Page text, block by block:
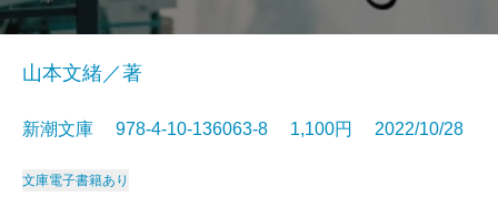
山本文緒／著
新潮文庫 978-4-10-136063-8 1,100円 2022/10/28
文庫電子書籍あり